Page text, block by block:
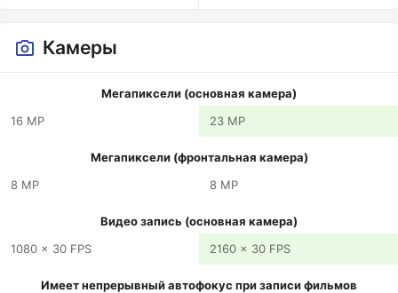
Камеры
Мегапиксели (основная камера)
16 MP
23 MP
Мегапиксели (фронтальная камера)
8 MP
8 MP
Видео запись (основная камера)
1080 x 30 FPS
2160 x 30 FPS
Имеет непрерывный автофокус при записи фильмов